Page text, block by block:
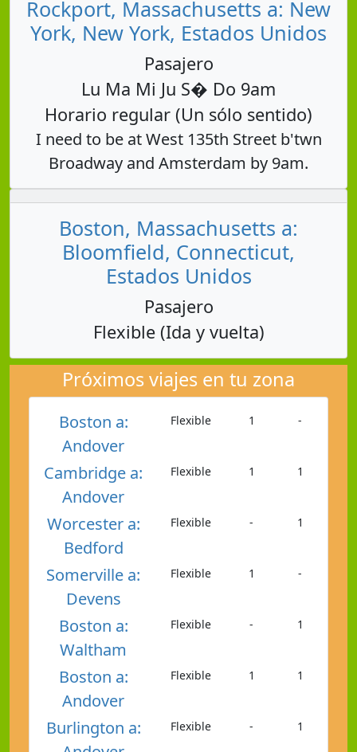
Rockport, Massachusetts a: New
York, New York, Estados Unidos
Pasajero
Lu Ma Mi Ju S� Do 9am
Horario regular (Un sólo sentido)
I need to be at West 135th Street b'twn
Broadway and Amsterdam by 9am.
Boston, Massachusetts a:
Bloomfield, Connecticut,
Estados Unidos
Pasajero
Flexible (Ida y vuelta)
Próximos viajes en tu zona
Boston a:
Andover
Flexible 1 -
Cambridge a:
Andover
Flexible 1 1
Worcester a:
Bedford
Flexible - 1
Somerville a:
Devens
Flexible 1 -
Boston a:
Waltham
Flexible - 1
Boston a:
Andover
Flexible 1 1
Burlington a:
Flexible - 1